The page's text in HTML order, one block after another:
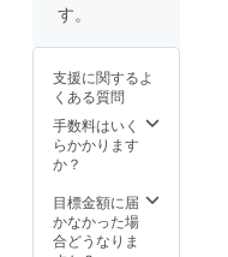
す。
支援に関するよ
くある質問
手数料はいく
らかかります
か？
目標金額に届
かなかった場
合どうなりま